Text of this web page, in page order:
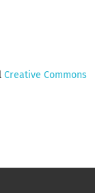
Creative Commons